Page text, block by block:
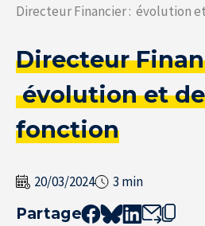
Directeur Financier : évolution
Directeur
évolution et
fonction
20/03/2024 3 min
Partage